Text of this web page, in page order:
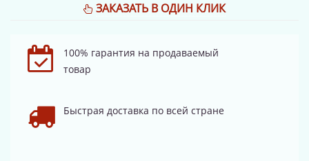
ЗАКАЗАТЬ В ОДИН КЛИК
100% гарантия на продаваемый
товар
Быстрая доставка по всей стране